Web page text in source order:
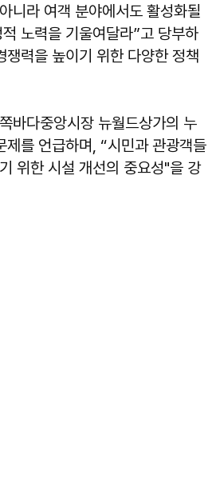
니라 여객 분야에서도 활성화될
노력을 기울여달라”고 당부하
쟁력을 높이기 위한 다양한 정책
바다중앙시장 뉴월드상가의 누
제를 언급하며, “시민과 관광객들
위한 시설 개선의 중요성"을 강